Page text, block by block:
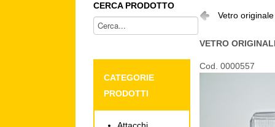
Vetro
VETRO
Cod. 0000557
CERCA PRODOTTO
CATEGORIE
PRODOTTI